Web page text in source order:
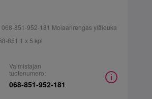
851-952-181 Molaarirengas yläleuka
851 1 x 5 kpl
Valmistajan
tuotenumero:
068-851-952-181